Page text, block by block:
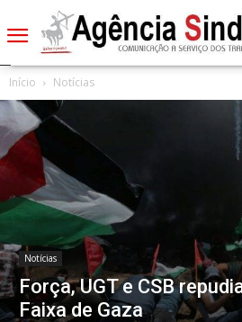
Início Notícias
Notícias
Força, UGT e CSB
Faixa de Gaza